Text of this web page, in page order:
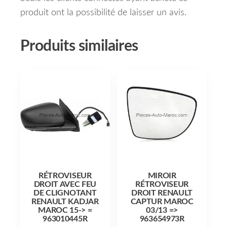
produit ont la possibilité de laisser un avis.
Produits similaires
RÉTROVISEUR
DROIT AVEC FEU
DE CLIGNOTANT
RENAULT KADJAR
MAROC 15-> =
963010445R
MIROIR
RÉTROVISEUR
DROIT RENAULT
CAPTUR MAROC
03/13 =>
963654973R